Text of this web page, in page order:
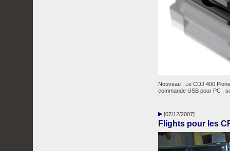
Nouveau : Le CDJ 400
commande USB pour PC ,
[07/12/2007]
Flights pour les